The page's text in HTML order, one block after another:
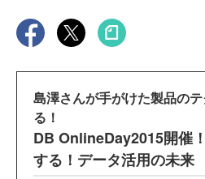
島澤さんが手がけた製品の
る！
DB OnlineDay2015開催
する！データ活用の未来